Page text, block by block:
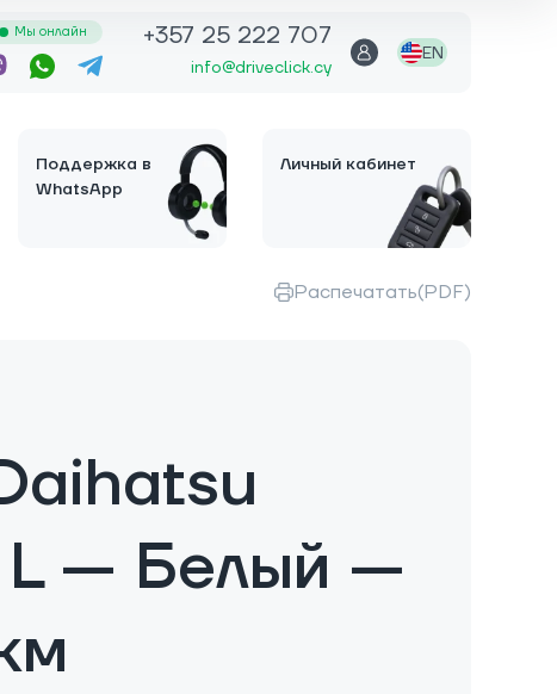
Мы онлайн +357 25 222 707
info@driveclick.cy
EN
Поддержка в
WhatsApp
Личный кабинет
Распечатать(PDF)
L — Белый —